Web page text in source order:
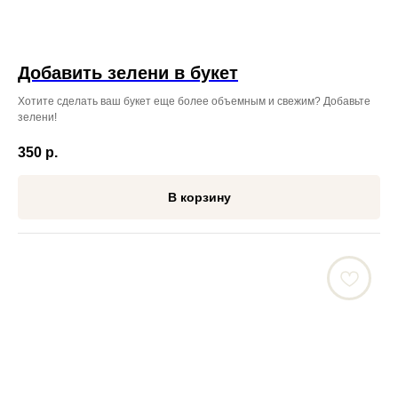
Добавить зелени в букет
Хотите сделать ваш букет еще более объемным и свежим? Добавьте
зелени!
350 р.
В корзину